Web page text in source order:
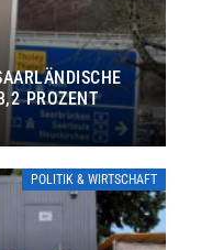
PROZENT
POLITIK & WIRTSCHAFT